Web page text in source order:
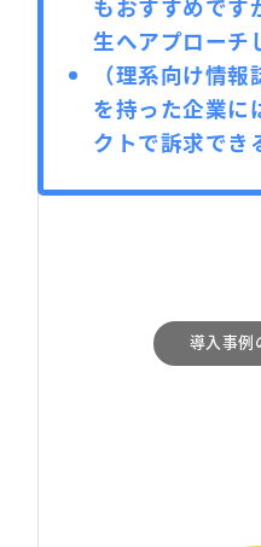
もおすすめです
生へアプローチ
（理系向け情
を持った企業に
クトで訴求でき
導入事例